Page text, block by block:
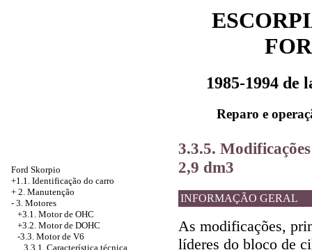
1985-1994 de
Reparo e
Ford Skorpio
+1.1. Identificação do carro
+ 2. Manutenção
- 3. Motores
+3.1. Motor de OHC
+3.2. Motor de DOHC
-3.3. Motor de V6
3.3.1. Característica técnica
3.3.5.
2,9 dm3
INFORMAÇÃO GERAL
As modificações,
líderes do bloco de